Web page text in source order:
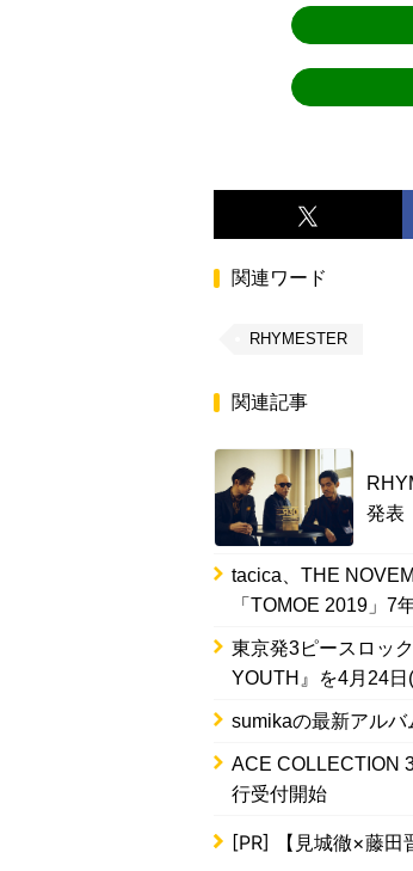
関連ワード
RHYMESTER
関連記事
発表
tacica、THE
「TOMOE 2019」7
東京発3ピースロッ
YOUTH』を4月24
sumikaの最新アル
ACE COLLECTION
行受付開始
[PR] 【見城徹×藤田